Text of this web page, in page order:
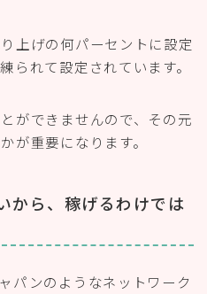
上げの何パーセントに設定
られて設定されています。
ができませんので、その元
が重要になります。
から、稼げるわけでは
パンのようなネットワーク